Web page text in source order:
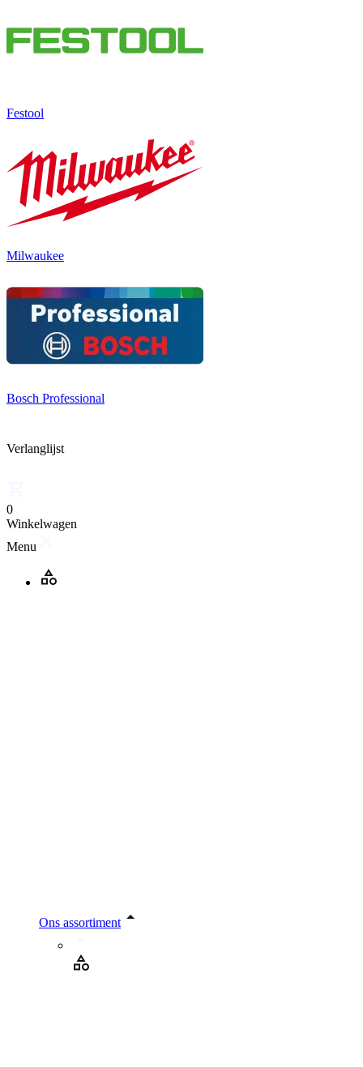
Festool
Milwaukee
Bosch Professional
Verlanglijst
0
Winkelwagen
Menu
Ons assortiment